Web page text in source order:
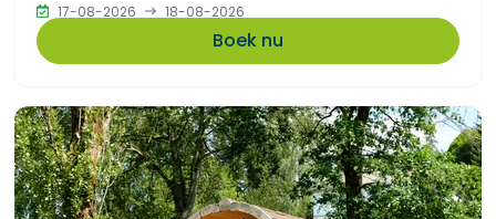
17-08-2026
18-08-2026
Boek nu